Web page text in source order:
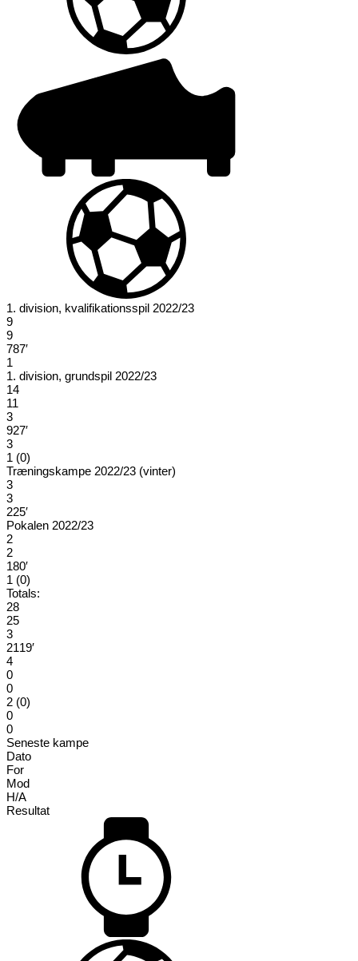
1. division, kvalifikationsspil 2022/23
9
9
787′
1
1. division, grundspil 2022/23
14
11
3
927′
3
1 (0)
Træningskampe 2022/23 (vinter)
3
3
225′
Pokalen 2022/23
2
2
180′
1 (0)
Totals:
28
25
3
2119′
4
0
0
2 (0)
0
0
Seneste kampe
Dato
For
Mod
H/A
Resultat